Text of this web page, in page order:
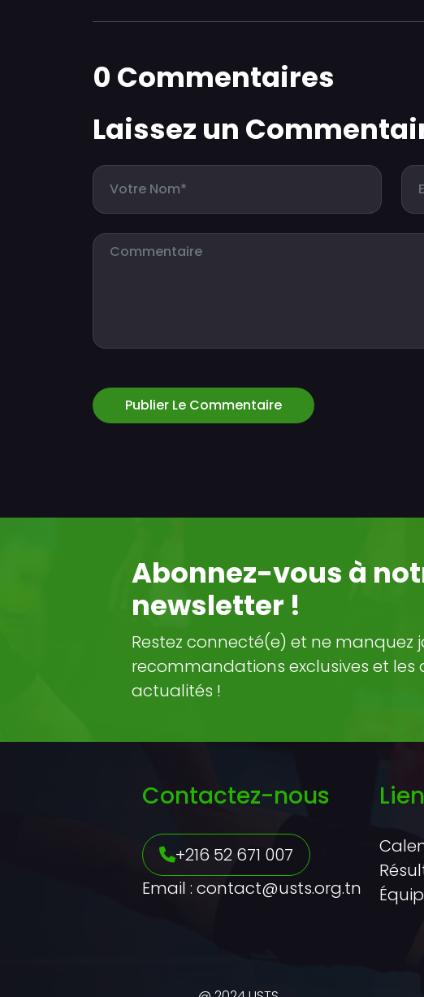
0 Commentaires
Laissez un
Publier Le Commentaire
Abonnez-vous à
newsletter !
Restez connecté(e) et ne manquez
recommandations exclusives et les
actualités !
Contactez-nous
+216 52 671 007
Email : contact@usts.org.tn